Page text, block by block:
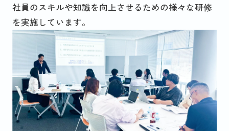
社員のスキルや知識を向上させるための様々な研修
を実施しています。